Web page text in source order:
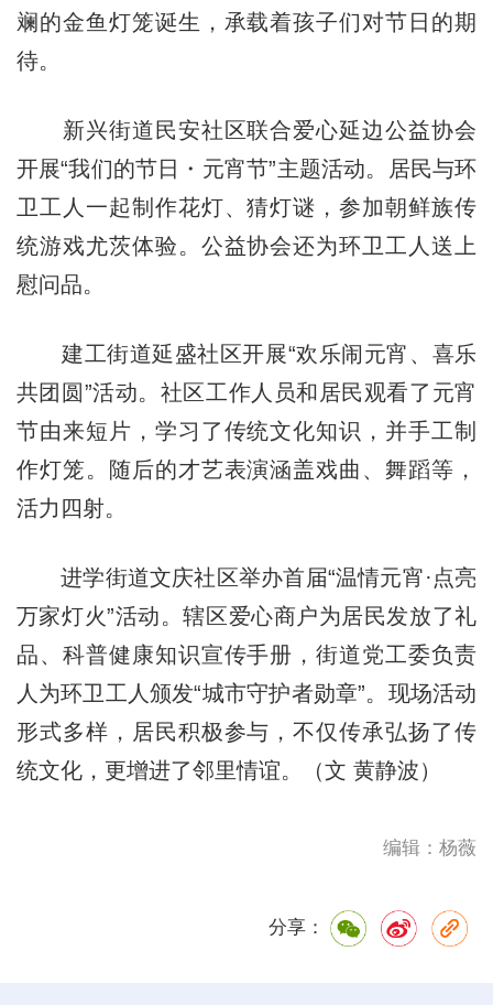
斓的金鱼灯笼诞生，承载着孩子们对节日的期
待。
新兴街道民安社区联合爱心延边公益协会
开展“我们的节日・元宵节”主题活动。居民与环
卫工人一起制作花灯、猜灯谜，参加朝鲜族传
统游戏尤茨体验。公益协会还为环卫工人送上
慰问品。
建工街道延盛社区开展“欢乐闹元宵、喜乐
共团圆”活动。社区工作人员和居民观看了元宵
节由来短片，学习了传统文化知识，并手工制
作灯笼。随后的才艺表演涵盖戏曲、舞蹈等，
活力四射。
进学街道文庆社区举办首届“温情元宵·点亮
万家灯火”活动。辖区爱心商户为居民发放了礼
品、科普健康知识宣传手册，街道党工委负责
人为环卫工人颁发“城市守护者勋章”。现场活动
形式多样，居民积极参与，不仅传承弘扬了传
统文化，更增进了邻里情谊。（文 黄静波）
编辑：杨薇
分享：